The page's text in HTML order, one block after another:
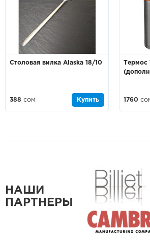
Столовая вилка Alaska 18/10
388 сом Купить
Термос
1760
НАШИ
ПАРТНЕРЫ